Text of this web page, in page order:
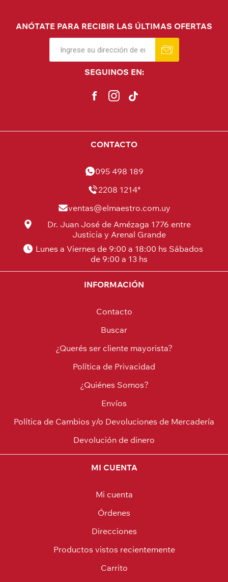
ANÓTATE PARA RECIBIR LAS ÚLTIMAS OFERTAS
SEGUINOS EN:
CONTACTO
095 498 189
2208 1214*
ventas@elmaestro.com.uy
Dr. Juan José de Amézaga 1776 entre
Justicia y Arenal Grande
Lunes a Viernes de 9:00 a 18:00 hs Sábados
de 9:00 a 13 hs
INFORMACIÓN
Contacto
Buscar
¿Querés ser cliente mayorista?
Política de Privacidad
¿Quiénes Somos?
Envíos
Política de Cambios y/o Devoluciones de Mercadería
Devolución de dinero
MI CUENTA
Mi cuenta
Órdenes
Direcciones
Productos vistos recientemente
Carrito